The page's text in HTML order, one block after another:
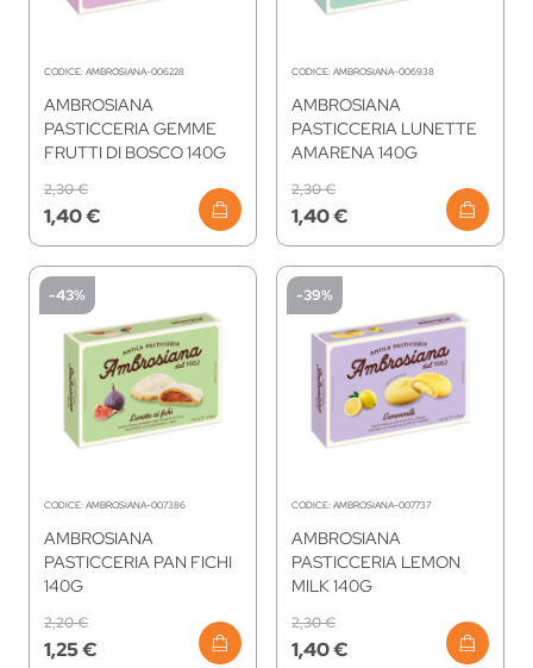
CODICE: AMBROSIANA-006228
AMBROSIANA
PASTICCERIA GEMME
FRUTTI DI BOSCO 140G
1,40 €
2,30 €
CODICE: AMBROSIANA-006938
AMBROSIANA
PASTICCERIA LUNETTE
AMARENA 140G
1,40 €
2,30 €
-43%
CODICE: AMBROSIANA-007386
AMBROSIANA
PASTICCERIA PAN FICHI
140G
1,25 €
2,20 €
-39%
CODICE: AMBROSIANA-007737
AMBROSIANA
PASTICCERIA LEMON
MILK 140G
1,40 €
2,30 €